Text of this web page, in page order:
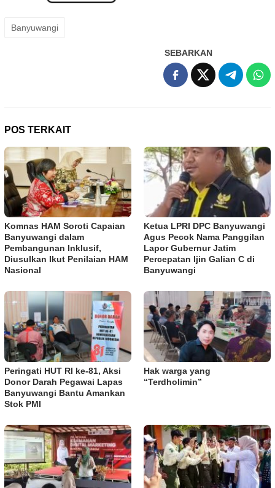
Banyuwangi
SEBARKAN
POS TERKAIT
Komnas HAM Soroti Capaian
Banyuwangi dalam
Pembangunan Inklusif,
Diusulkan Ikut Penilaian HAM
Nasional
Ketua LPRI DPC Banyuwangi
Agus Pecok Nama Panggilan
Lapor Gubernur Jatim
Percepatan Ijin Galian C di
Banyuwangi
Peringati HUT RI ke-81, Aksi
Donor Darah Pegawai Lapas
Banyuwangi Bantu Amankan
Stok PMI
Hak warga yang
“Terdholimin”